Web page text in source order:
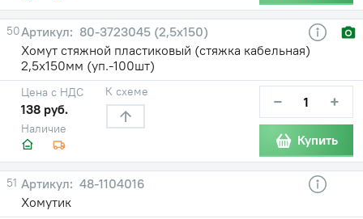
50
80-3723045 (2,5х150)
Хомут стяжной пластиковый (стяжка кабельная)
2,5х150мм (уп.-100шт)
Наличие
Цена с НДС
138 руб.
К схеме − +
Купить
51
48-1104016
Хомутик